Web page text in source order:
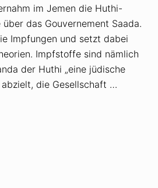
im Jemen die Huthi-
das Gouvernement Saada.
Impfungen und setzt dabei
Impfstoffe sind nämlich
der Huthi „eine jüdische
die Gesellschaft …